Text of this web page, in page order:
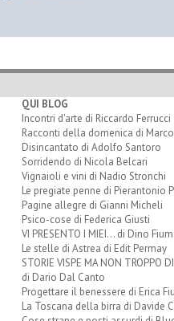
QUI BLOG
Incontri d'arte di Riccardo Ferrucci
Racconti della domenica di
Disincantato di Adolfo Santoro
Sorridendo di Nicola Belcari
Vignaioli e vini di Nadio Stronchi
Le pregiate penne di Pierantonio
Pagine allegre di Gianni Micheli
Psico-cose di Federica Giusti
VI PRESENTO I MIEI... di Dino
Le stelle di Astrea di Edit Permay
STORIE VISPE MA NON TROPPO
di Dario Dal Canto
Progettare il benessere di Erica
La Toscana della birra di Davide